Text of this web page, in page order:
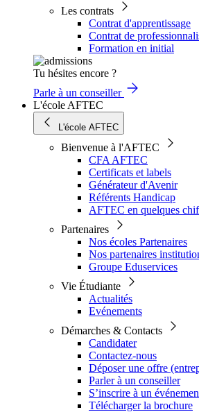
Les contrats
Contrat d'apprentissage
Contrat de
Formation en initial
Tu hésites encore ?
Parle à un conseiller
L'école AFTEC
L'école AFTEC
Bienvenue à l'AFTEC
CFA AFTEC
Certificats et labels
Générateur d'Avenir
Référents Handicap
AFTEC en quelques
Partenaires
Nos écoles Partenaires
Nos partenaires
Groupe Eduservices
Vie Étudiante
Actualités
Evénements
Démarches & Contacts
Candidater
Contactez-nous
Déposer une offre
Parler à un conseiller
S’inscrire à un
Télécharger la brochure